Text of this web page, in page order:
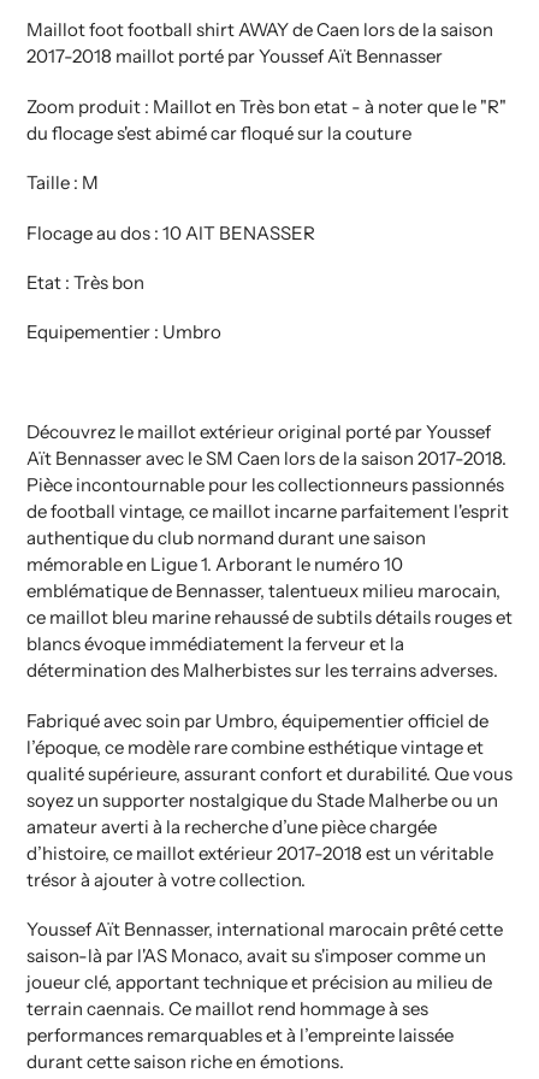
Maillot foot football shirt AWAY de Caen lors de la saison
2017-2018 maillot porté par Youssef Aït Bennasser
Zoom produit : Maillot en Très bon etat - à noter que le "R"
du flocage s'est abimé car floqué sur la couture
Taille : M
Flocage au dos : 10 AIT BENASSER
Etat : Très bon
Equipementier : Umbro
Découvrez le maillot extérieur original porté par Youssef
Aït Bennasser avec le SM Caen lors de la saison 2017-2018.
Pièce incontournable pour les collectionneurs passionnés
de football vintage, ce maillot incarne parfaitement l'esprit
authentique du club normand durant une saison
mémorable en Ligue 1. Arborant le numéro 10
emblématique de Bennasser, talentueux milieu marocain,
ce maillot bleu marine rehaussé de subtils détails rouges et
blancs évoque immédiatement la ferveur et la
détermination des Malherbistes sur les terrains adverses.
Fabriqué avec soin par Umbro, équipementier officiel de
l’époque, ce modèle rare combine esthétique vintage et
qualité supérieure, assurant confort et durabilité. Que vous
soyez un supporter nostalgique du Stade Malherbe ou un
amateur averti à la recherche d’une pièce chargée
d’histoire, ce maillot extérieur 2017-2018 est un véritable
trésor à ajouter à votre collection.
Youssef Aït Bennasser, international marocain prêté cette
saison-là par l'AS Monaco, avait su s'imposer comme un
joueur clé, apportant technique et précision au milieu de
terrain caennais. Ce maillot rend hommage à ses
performances remarquables et à l’empreinte laissée
durant cette saison riche en émotions.